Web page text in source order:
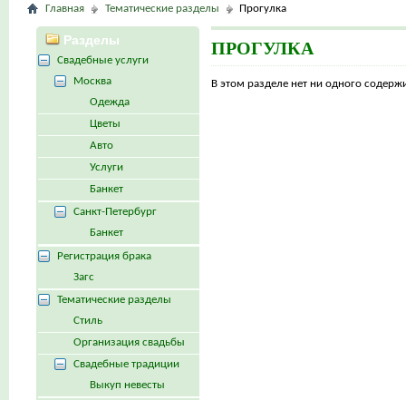
Главная Тематические разделы Прогулка
ПРОГУЛКА
В этом разделе нет ни одного
Разделы
Свадебные услуги
Москва
Одежда
Цветы
Авто
Услуги
Банкет
Санкт-Петербург
Банкет
Регистрация брака
Загс
Тематические разделы
Стиль
Организация свадьбы
Свадебные традиции
Выкуп невесты